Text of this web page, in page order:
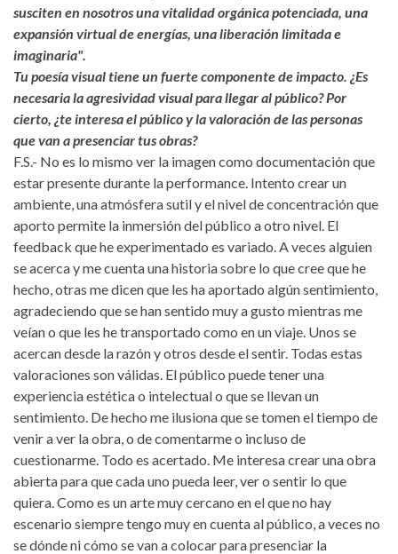
susciten en nosotros una vitalidad orgánica potenciada, una
expansión virtual de energías, una liberación limitada e
imaginaria".
Tu poesía visual tiene un fuerte componente de impacto. ¿Es
necesaria la agresividad visual para llegar al público? Por
cierto, ¿te interesa el público y la valoración de las personas
que van a presenciar tus obras?
F.S.- No es lo mismo ver la imagen como documentación que
estar presente durante la performance. Intento crear un
ambiente, una atmósfera sutil y el nivel de concentración que
aporto permite la inmersión del público a otro nivel. El
feedback que he experimentado es variado. A veces alguien
se acerca y me cuenta una historia sobre lo que cree que he
hecho, otras me dicen que les ha aportado algún sentimiento,
agradeciendo que se han sentido muy a gusto mientras me
veían o que les he transportado como en un viaje. Unos se
acercan desde la razón y otros desde el sentir. Todas estas
valoraciones son válidas. El público puede tener una
experiencia estética o intelectual o que se llevan un
sentimiento. De hecho me ilusiona que se tomen el tiempo de
venir a ver la obra, o de comentarme o incluso de
cuestionarme. Todo es acertado. Me interesa crear una obra
abierta para que cada uno pueda leer, ver o sentir lo que
quiera. Como es un arte muy cercano en el que no hay
escenario siempre tengo muy en cuenta al público, a veces no
se dónde ni cómo se van a colocar para presenciar la